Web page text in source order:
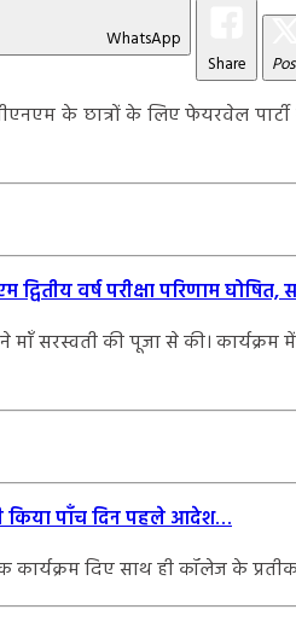
WhatsApp
Share
के छात्रों के लिए फेयरवेल
वर्ष परीक्षा परिणाम
ने माँ सरस्वती की पूजा से की।
किया पाँच दिन पहले आदेश…
दिए साथ ही कॉलेज के